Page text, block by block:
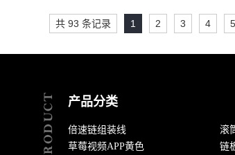
共 93 条记录 1 2 3 4 5
产品分类
倍速链组装线
滚
草莓视频APP黄色
链